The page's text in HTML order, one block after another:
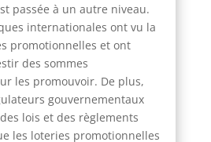
passée à un autre niveau.
internationales ont vu la
promotionnelles et ont
des sommes
les promouvoir. De plus,
gouvernementaux
lois et des règlements
les loteries promotionnelles